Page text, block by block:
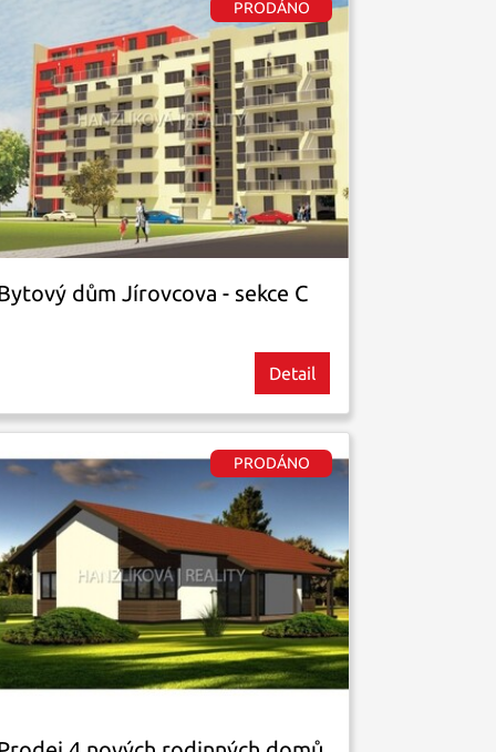
dům Jírovcova - sekce C
Detail